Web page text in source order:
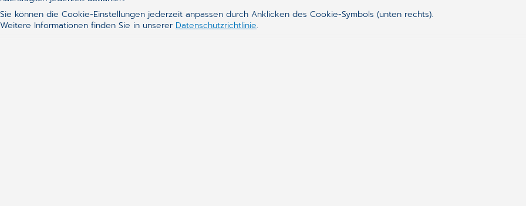
Sie können die Cookie-Einstellungen jederzeit anpassen durch Anklicken des Cookie-Symbols (unten rechts).
Weitere Informationen finden Sie in unserer Datenschutzrichtlinie.